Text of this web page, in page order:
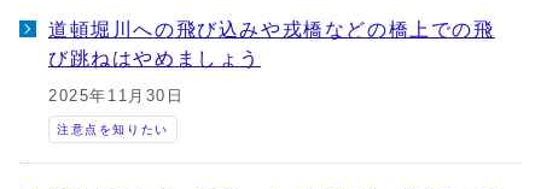
道頓堀川への飛び込みや戎橋などの橋上での飛
び跳ねはやめましょう
2025年11月30日
注意点を知りたい